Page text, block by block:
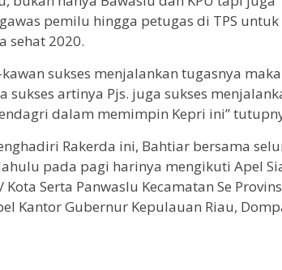
pemilu hingga petugas di TPS
sehat 2020.
sukses menjalankan tugasnya
sukses artinya Pjs. juga sukses
dalam memimpin Kepri ini”
Rakerda ini, Bahtiar bersama
pada pagi harinya mengikuti Apel
Serta Panwaslu Kecamatan Se
Kantor Gubernur Kepulauan Riau,